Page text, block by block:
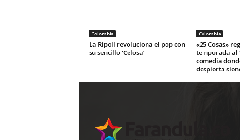
Colombia
La Ripoll revoluciona el pop con
su sencillo ‘Celosa’
Colombia
«25 Cosas»
temporada al
comedia
despierta